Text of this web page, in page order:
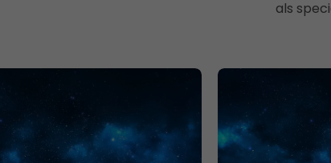
als